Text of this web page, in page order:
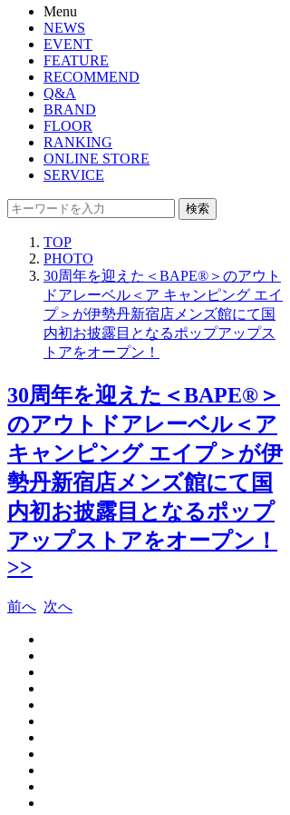
Menu
NEWS
EVENT
FEATURE
RECOMMEND
Q&A
BRAND
FLOOR
RANKING
ONLINE STORE
SERVICE
検索
TOP
PHOTO
30周年を迎えた＜BAPE®＞のアウト
ドアレーベル＜ア キャンピング エイ
プ＞が伊勢丹新宿店メンズ館にて国
内初お披露目となるポップアップス
トアをオープン！
30周年を迎えた＜BAPE®＞
のアウトドアレーベル＜ア
キャンピング エイプ＞が伊
勢丹新宿店メンズ館にて国
内初お披露目となるポップ
アップストアをオープン！
>>
前へ 次へ